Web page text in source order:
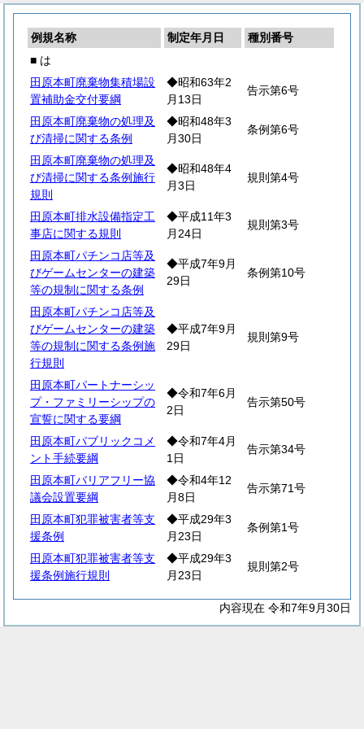
例規名称 制定年月日
種別番号
■ は
田原本町廃棄物集積場設
置補助金交付要綱
◆昭和63年2
月13日
告示第6号
田原本町廃棄物の処理及
び清掃に関する条例
◆昭和48年3
月30日
条例第6号
田原本町廃棄物の処理及
び清掃に関する条例施行
規則
◆昭和48年4
月3日
規則第4号
田原本町排水設備指定工
事店に関する規則
◆平成11年3
月24日
規則第3号
田原本町パチンコ店等及
びゲームセンターの建築
等の規制に関する条例
◆平成7年9月
29日
条例第10号
田原本町パチンコ店等及
びゲームセンターの建築
等の規制に関する条例施
行規則
◆平成7年9月
29日
規則第9号
田原本町パートナーシッ
プ・ファミリーシップの
宣誓に関する要綱
◆令和7年6月
2日
告示第50号
田原本町パブリックコメ
ント手続要綱
◆令和7年4月
1日
告示第34号
田原本町バリアフリー協
議会設置要綱
◆令和4年12
月8日
告示第71号
田原本町犯罪被害者等支
援条例
◆平成29年3
月23日
条例第1号
田原本町犯罪被害者等支
援条例施行規則
◆平成29年3
月23日
規則第2号
内容現在 令和7年9月30日